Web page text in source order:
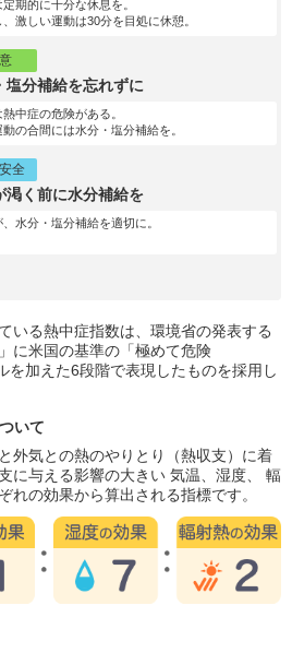
期的に十分な休息を。
激しい運動は30分を目処に休憩。
塩分補給を忘れずに
中症の危険がある。
の合間には水分・塩分補給を。
全
渇く前に水分補給を
水分・塩分補給を適切に。
いる熱中症指数は、環境省の発表する
に米国の基準の「極めて危険
を加えた6段階で表現したものを採用し
いて
外気との熱のやりとり（熱収支）に着
に与える影響の大きい 気温、湿度、 輻
れの効果から算出される指標です。